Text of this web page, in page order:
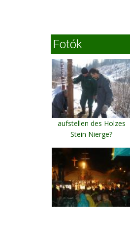
Fotók
aufstellen des Holzes
Stein Nierge?